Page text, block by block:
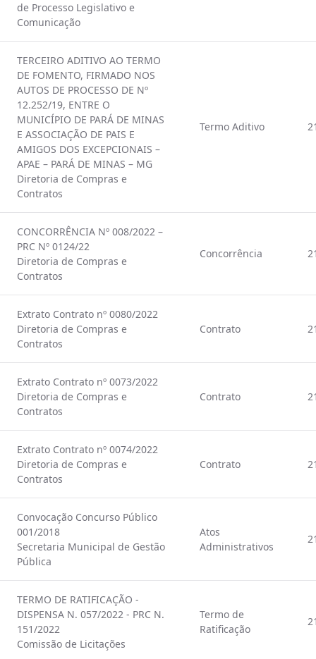
de Processo Legislativo e
Comunicação
TERCEIRO ADITIVO AO TERMO
DE FOMENTO, FIRMADO NOS
AUTOS DE PROCESSO DE Nº
12.252/19, ENTRE O
MUNICÍPIO DE PARÁ DE MINAS
E ASSOCIAÇÃO DE PAIS E
AMIGOS DOS EXCEPCIONAIS –
APAE – PARÁ DE MINAS – MG
Diretoria de Compras e
Contratos
Termo Aditivo
CONCORRÊNCIA Nº 008/2022 –
PRC Nº 0124/22
Diretoria de Compras e
Contratos
Concorrência
Extrato Contrato nº 0080/2022
Diretoria de Compras e
Contratos
Contrato
Extrato Contrato nº 0073/2022
Diretoria de Compras e
Contratos
Contrato
Extrato Contrato nº 0074/2022
Diretoria de Compras e
Contratos
Contrato
Convocação Concurso Público
001/2018
Secretaria Municipal de Gestão
Pública
Atos
Administrativos
TERMO DE RATIFICAÇÃO -
DISPENSA N. 057/2022 - PRC N.
151/2022
Comissão de Licitações
Termo de
Ratificação